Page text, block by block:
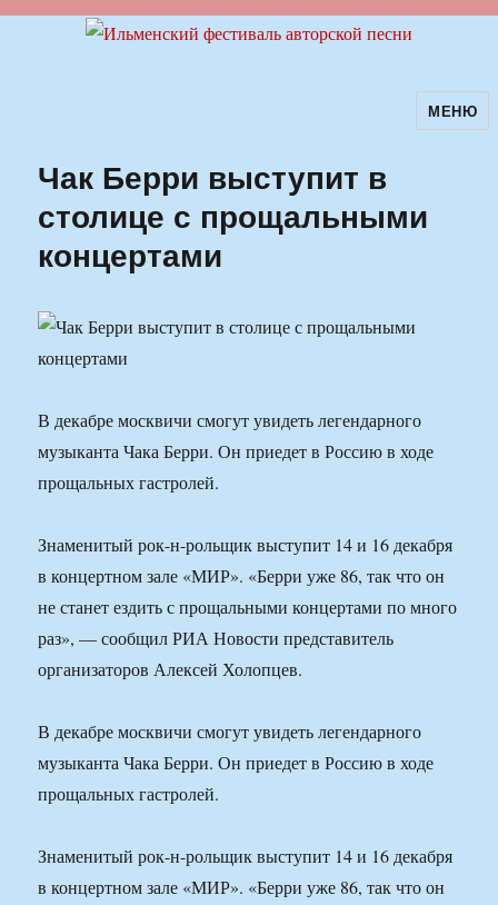
Ильменский фестиваль авторскойМЕНЮ
Чак Берри выступит в
столице с прощальными
концертами
В декабре москвичи смогут увидеть легендарного
музыканта Чака Берри. Он приедет в Россию в ходе
прощальных гастролей.
Знаменитый рок-н-рольщик выступит 14 и 16 декабря
в концертном зале «МИР». «Берри уже 86, так что он
не станет ездить с прощальными концертами по много
раз», — сообщил РИА Новости представитель
организаторов Алексей Холопцев.
В декабре москвичи смогут увидеть легендарного
музыканта Чака Берри. Он приедет в Россию в ходе
прощальных гастролей.
Знаменитый рок-н-рольщик выступит 14 и 16 декабря
в концертном зале «МИР». «Берри уже 86, так что он